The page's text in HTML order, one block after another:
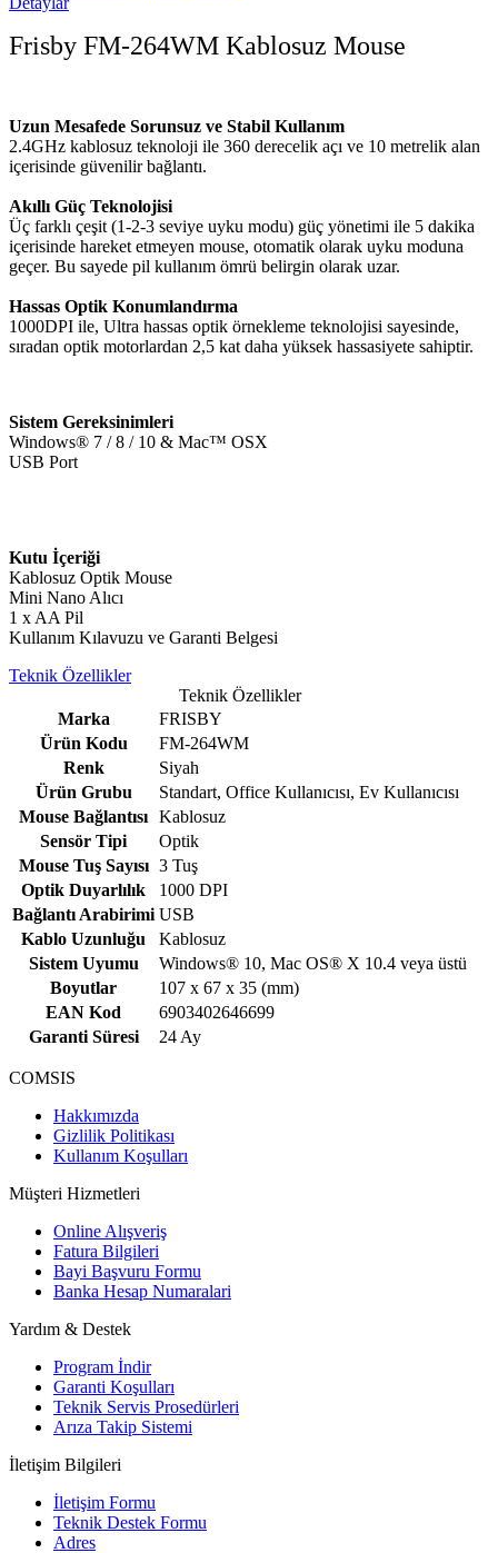
Frisby FM-264WM Kablosuz Mouse
Uzun Mesafede Sorunsuz ve Stabil Kullanım
2.4GHz kablosuz teknoloji ile 360 derecelik açı ve 10 metrelik alan
içerisinde güvenilir bağlantı.
Akıllı Güç Teknolojisi
Üç farklı çeşit (1-2-3 seviye uyku modu) güç yönetimi ile 5 dakika
içerisinde hareket etmeyen mouse, otomatik olarak uyku moduna
geçer. Bu sayede pil kullanım ömrü belirgin olarak uzar.
Hassas Optik Konumlandırma
1000DPI ile, Ultra hassas optik örnekleme teknolojisi sayesinde,
sıradan optik motorlardan 2,5 kat daha yüksek hassasiyete sahiptir.
Sistem Gereksinimleri
Windows® 7 / 8 / 10 & Mac™ OSX
USB Port
Kutu İçeriği
Kablosuz Optik Mouse
Mini Nano Alıcı
1 x AA Pil
Kullanım Kılavuzu ve Garanti Belgesi
Teknik Özellikler
Teknik Özellikler
Marka
FRISBY
Ürün Kodu
FM-264WM
Renk
Siyah
Ürün Grubu
Standart, Office Kullanıcısı, Ev Kullanıcısı
Mouse Bağlantısı Kablosuz
Sensör Tipi
Optik
Mouse Tuş Sayısı 3 Tuş
Optik Duyarlılık
1000 DPI
Bağlantı Arabirimi USB
Kablo Uzunluğu
Kablosuz
Sistem Uyumu
Windows® 10, Mac OS® X 10.4 veya üstü
Boyutlar
107 x 67 x 35 (mm)
EAN Kod
6903402646699
Garanti Süresi
24 Ay
COMSIS
Hakkımızda
Gizlilik Politikası
Kullanım Koşulları
Müşteri Hizmetleri
Online Alışveriş
Fatura Bilgileri
Bayi Başvuru Formu
Banka Hesap Numaralari
Yardım & Destek
Program İndir
Garanti Koşulları
Teknik Servis Prosedürleri
Arıza Takip Sistemi
İletişim Bilgileri
İletişim Formu
Teknik Destek Formu
Adres